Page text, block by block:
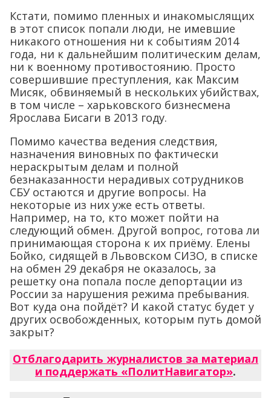
Кстати, помимо пленных и инакомыслящих
в этот список попали люди, не имевшие
никакого отношения ни к событиям 2014
года, ни к дальнейшим политическим делам,
ни к военному противостоянию. Просто
совершившие преступления, как Максим
Мисяк, обвиняемый в нескольких убийствах,
в том числе – харьковского бизнесмена
Ярослава Бисаги в 2013 году.
Помимо качества ведения следствия,
назначения виновных по фактически
нераскрытым делам и полной
безнаказанности нерадивых сотрудников
СБУ остаются и другие вопросы. На
некоторые из них уже есть ответы.
Например, на то, кто может пойти на
следующий обмен. Другой вопрос, готова ли
принимающая сторона к их приёму. Елены
Бойко, сидящей в Львовском СИЗО, в списке
на обмен 29 декабря не оказалось, за
решетку она попала после депортации из
России за нарушения режима пребывания.
Вот куда она пойдёт? И какой статус будет у
других освобожденных, которым путь домой
закрыт?
Отблагодарить журналистов за материал
и поддержать «ПолитНавигатор».